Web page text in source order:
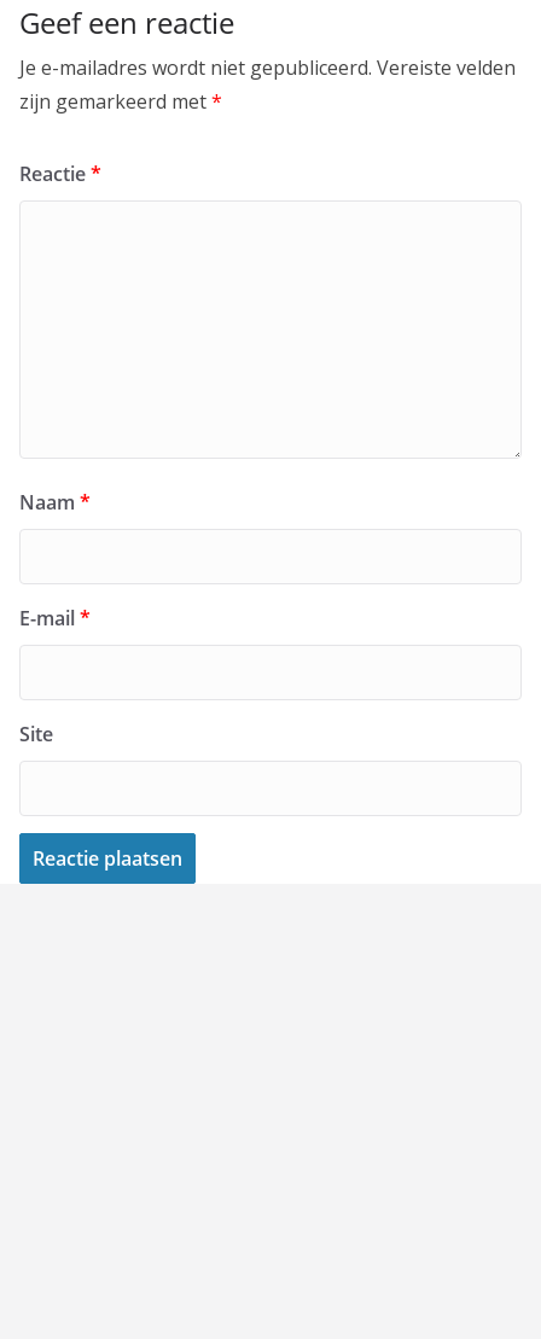
Geef een reactie
Je e-mailadres wordt niet gepubliceerd. Vereiste velden
zijn gemarkeerd met*
Reactie*
Naam *
E-mail*
Site